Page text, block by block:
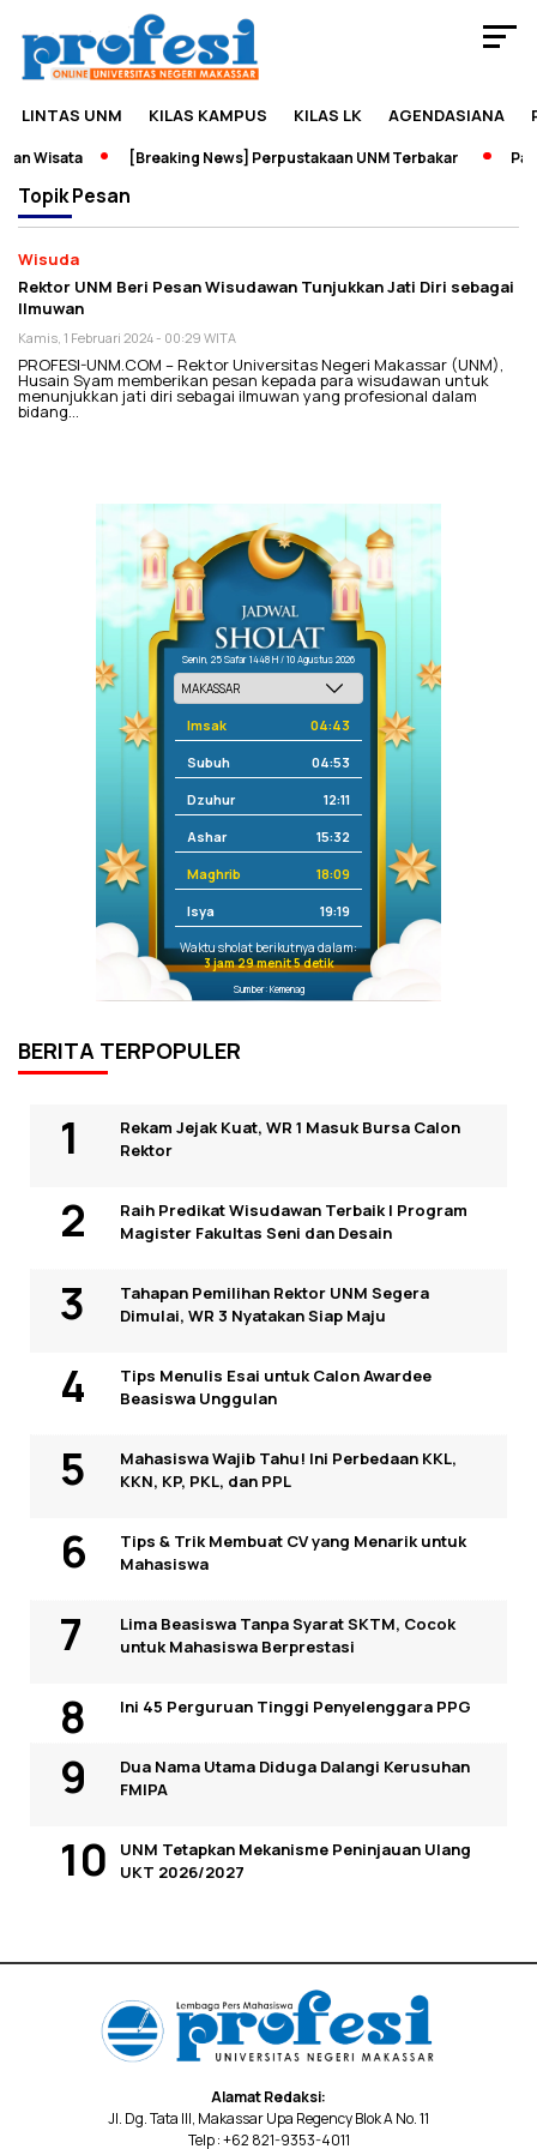
LINTAS UNM KILAS KAMPUS KILAS LK AGENDASIANA
Wisata [Breaking News] Perpustakaan UNM Terbakar
TopikPesan
Wisuda
Rektor UNM Beri Pesan Wisudawan Tunjukkan Jati Diri sebagai
Ilmuwan
Kamis, 1 Februari 2024 - 00:29 WITA
PROFESI-UNM.COM – Rektor Universitas Negeri Makassar (UNM),
Husain Syam memberikan pesan kepada para wisudawan untuk
menunjukkan jati diri sebagai ilmuwan yang profesional dalam
bidang…
Senin, 25 Safar 1448 H / 10 Agustus 2026
Imsak 04:43
Subuh 04:53
Dzuhur 12:11
Ashar 15:32
Maghrib 18:09
Isya 19:19
Waktu sholat berikutnya dalam:
3 jam 29 menit 5 detik
Sumber: Kemenag
BERITA TERPOPULER
Rekam Jejak Kuat, WR 1 Masuk Bursa Calon
Rektor
Raih Predikat Wisudawan Terbaik I Program
Magister Fakultas Seni dan Desain
Tahapan Pemilihan Rektor UNM Segera
Dimulai, WR 3 Nyatakan Siap Maju
Tips Menulis Esai untuk Calon Awardee
Beasiswa Unggulan
Mahasiswa Wajib Tahu! Ini Perbedaan KKL,
KKN, KP, PKL, dan PPL
Tips & Trik Membuat CV yang Menarik untuk
Mahasiswa
Lima Beasiswa Tanpa Syarat SKTM, Cocok
untuk Mahasiswa Berprestasi
Ini 45 Perguruan Tinggi Penyelenggara PPG
Dua Nama Utama Diduga Dalangi Kerusuhan
FMIPA
UNM Tetapkan Mekanisme Peninjauan Ulang
UKT 2026/2027
Alamat Redaksi:
Jl. Dg. Tata III, Makassar Upa Regency Blok A No. 11
Telp : +62 821-9353-4011